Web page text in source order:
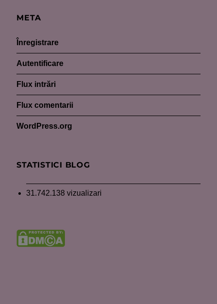
META
Înregistrare
Autentificare
Flux intrări
Flux comentarii
WordPress.org
STATISTICI BLOG
31.742.138 vizualizari